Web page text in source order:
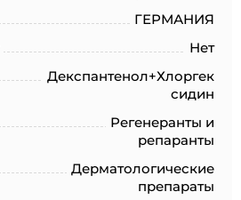
ГЕРМАНИЯ
Нет
Декспантенол+Хлоргек
сидин
Регенеранты и
репаранты
Дерматологические
препараты